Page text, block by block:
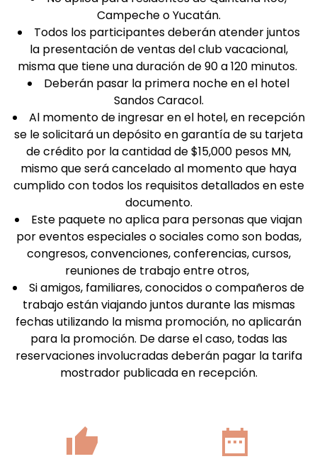
Campeche o Yucatán.
Todos los participantes deberán atender juntos
la presentación de ventas del club vacacional,
misma que tiene una duración de 90 a 120 minutos.
Deberán pasar la primera noche en el hotel
Sandos Caracol.
Al momento de ingresar en el hotel, en recepción
se le solicitará un depósito en garantía de su tarjeta
de crédito por la cantidad de $15,000 pesos MN,
mismo que será cancelado al momento que haya
cumplido con todos los requisitos detallados en este
documento.
Este paquete no aplica para personas que viajan
por eventos especiales o sociales como son bodas,
congresos, convenciones, conferencias, cursos,
reuniones de trabajo entre otros,
Si amigos, familiares, conocidos o compañeros de
trabajo están viajando juntos durante las mismas
fechas utilizando la misma promoción, no aplicarán
para la promoción. De darse el caso, todas las
reservaciones involucradas deberán pagar la tarifa
mostrador publicada en recepción.
thumb_up date_range